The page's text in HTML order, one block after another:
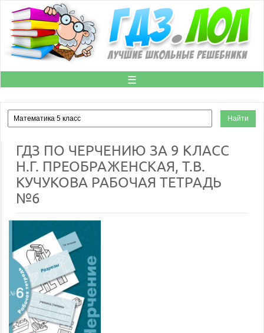
☰
ГДЗ ПО ЧЕРЧЕНИЮ ЗА 9 КЛАСС
Н.Г. ПРЕОБРАЖЕНСКАЯ, Т.В.
КУЧУКОВА РАБОЧАЯ ТЕТРАДЬ
№6